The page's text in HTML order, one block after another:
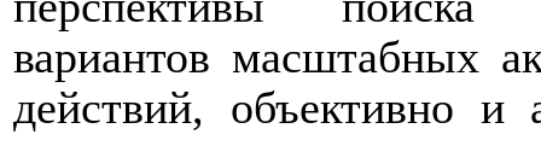
вариантов масштабных
действий, объективно и